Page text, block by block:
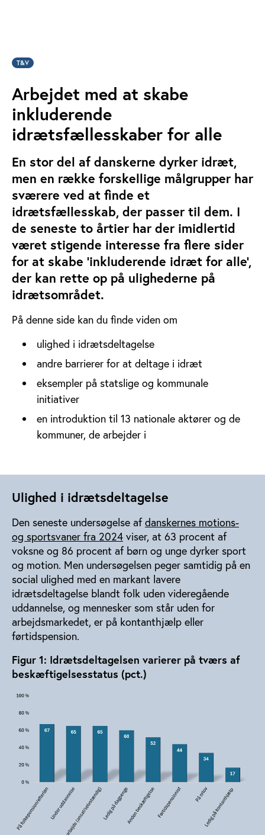
T&V
Arbejdet med at skabe
inkluderende
idrætsfællesskaber for alle
En stor del af danskerne dyrker idræt,
men en række forskellige målgrupper har
sværere ved at finde et
idrætsfællesskab, der passer til dem. I
de seneste to årtier har der imidlertid
været stigende interesse fra flere sider
for at skabe ’inkluderende idræt for alle',
der kan rette op på ulighederne på
idrætsområdet.
På denne side kan du finde viden om
ulighed i idrætsdeltagelse
andre barrierer for at deltage i idræt
eksempler på statslige og kommunale
initiativer
en introduktion til 13 nationale aktører og de
kommuner, de arbejder i
Ulighed i idrætsdeltagelse
Den seneste undersøgelse afdanskernes motions-
og sportsvaner fra 2024 viser, at 63 procent af
voksne og 86 procent af børn og unge dyrker sport
og motion. Men undersøgelsen peger samtidig på en
social ulighed med en markant lavere
idrætsdeltagelse blandt folk uden videregående
uddannelse, og mennesker som står uden for
arbejdsmarkedet, er på kontanthjælp eller
førtidspension.
Figur 1: Idrætsdeltagelsen varierer på tværs af
beskæftigelsesstatus (pct.)